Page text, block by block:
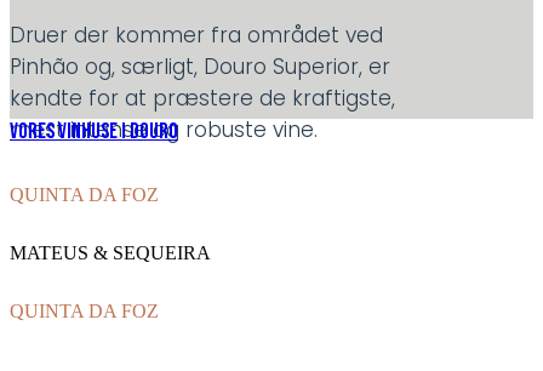
Druer der kommer fra området ved
Pinhão og, særligt, Douro Superior, er
kendte for at præstere de kraftigste,
mest intense og robuste vine.
VORES VINHUSE I DOURO
QUINTA DA FOZ
MATEUS & SEQUEIRA
QUINTA DA FOZ